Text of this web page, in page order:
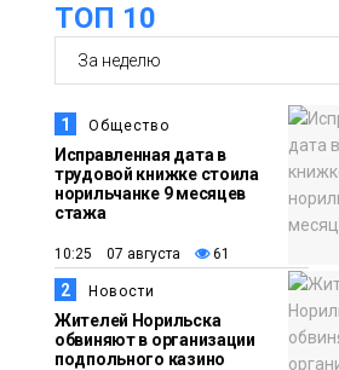
15:57
06 августа
Новости
«Башни»
в Норильске:
ждут
квест и
15:15
Образование
Как
школьное
Норильске:
меню и
оплаты
ТОП 10
1 Общество
Исправленная дата в
трудовой книжке стоила
норильчанке 9 месяцев
стажа
10:25 07 августа 61
2 Новости
Жителей Норильска
обвиняют в организации
подпольного казино